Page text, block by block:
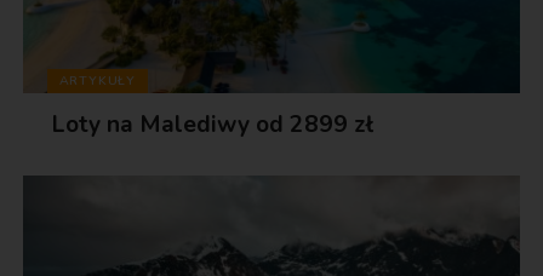
ARTYKUŁY
Loty na Malediwy od 2899 zł